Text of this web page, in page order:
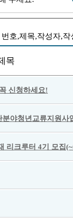
호,제목,작성자,
목
신청하세요!
야청년교류지원사
리크루터 4기 모집